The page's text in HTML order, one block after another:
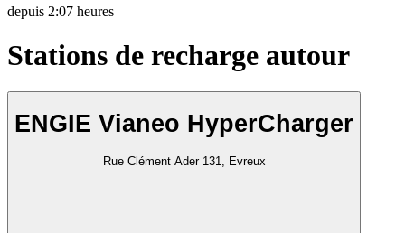
depuis 2:07 heures
Stations de recharge autour
ENGIE Vianeo HyperCharger
Rue Clément Ader 131, Evreux